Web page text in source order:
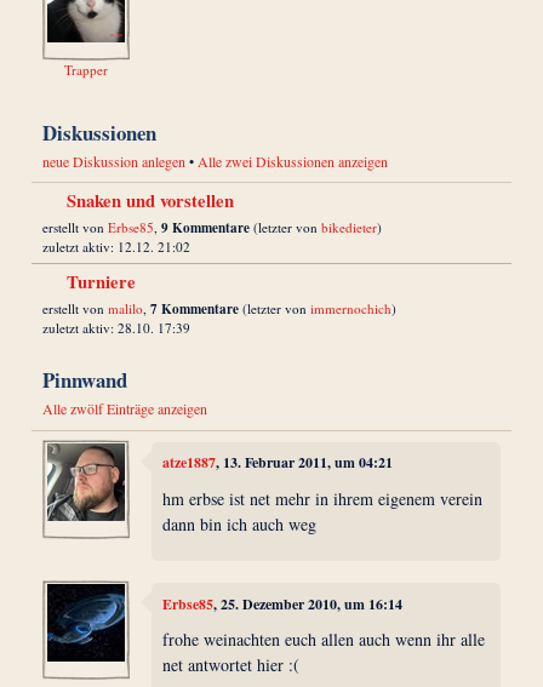
Trapper
Diskussionen
neue Diskussion anlegen • Alle zwei Diskussionen anzeigen
Snaken und vorstellen
erstellt von Erbse85, 9 Kommentare (letzter von bikedieter)
zuletzt aktiv: 12.12. 21:02
Turniere
erstellt von malilo, 7 Kommentare (letzter von immernochich)
zuletzt aktiv: 28.10. 17:39
Pinnwand
Alle zwölf Einträge anzeigen
atze1887, 13. Februar 2011, um 04:21
hm erbse ist net mehr in ihrem eigenem verein
dann bin ich auch weg
Erbse85, 25. Dezember 2010, um 16:14
frohe weinachten euch allen auch wenn ihr alle
net antwortet hier :(